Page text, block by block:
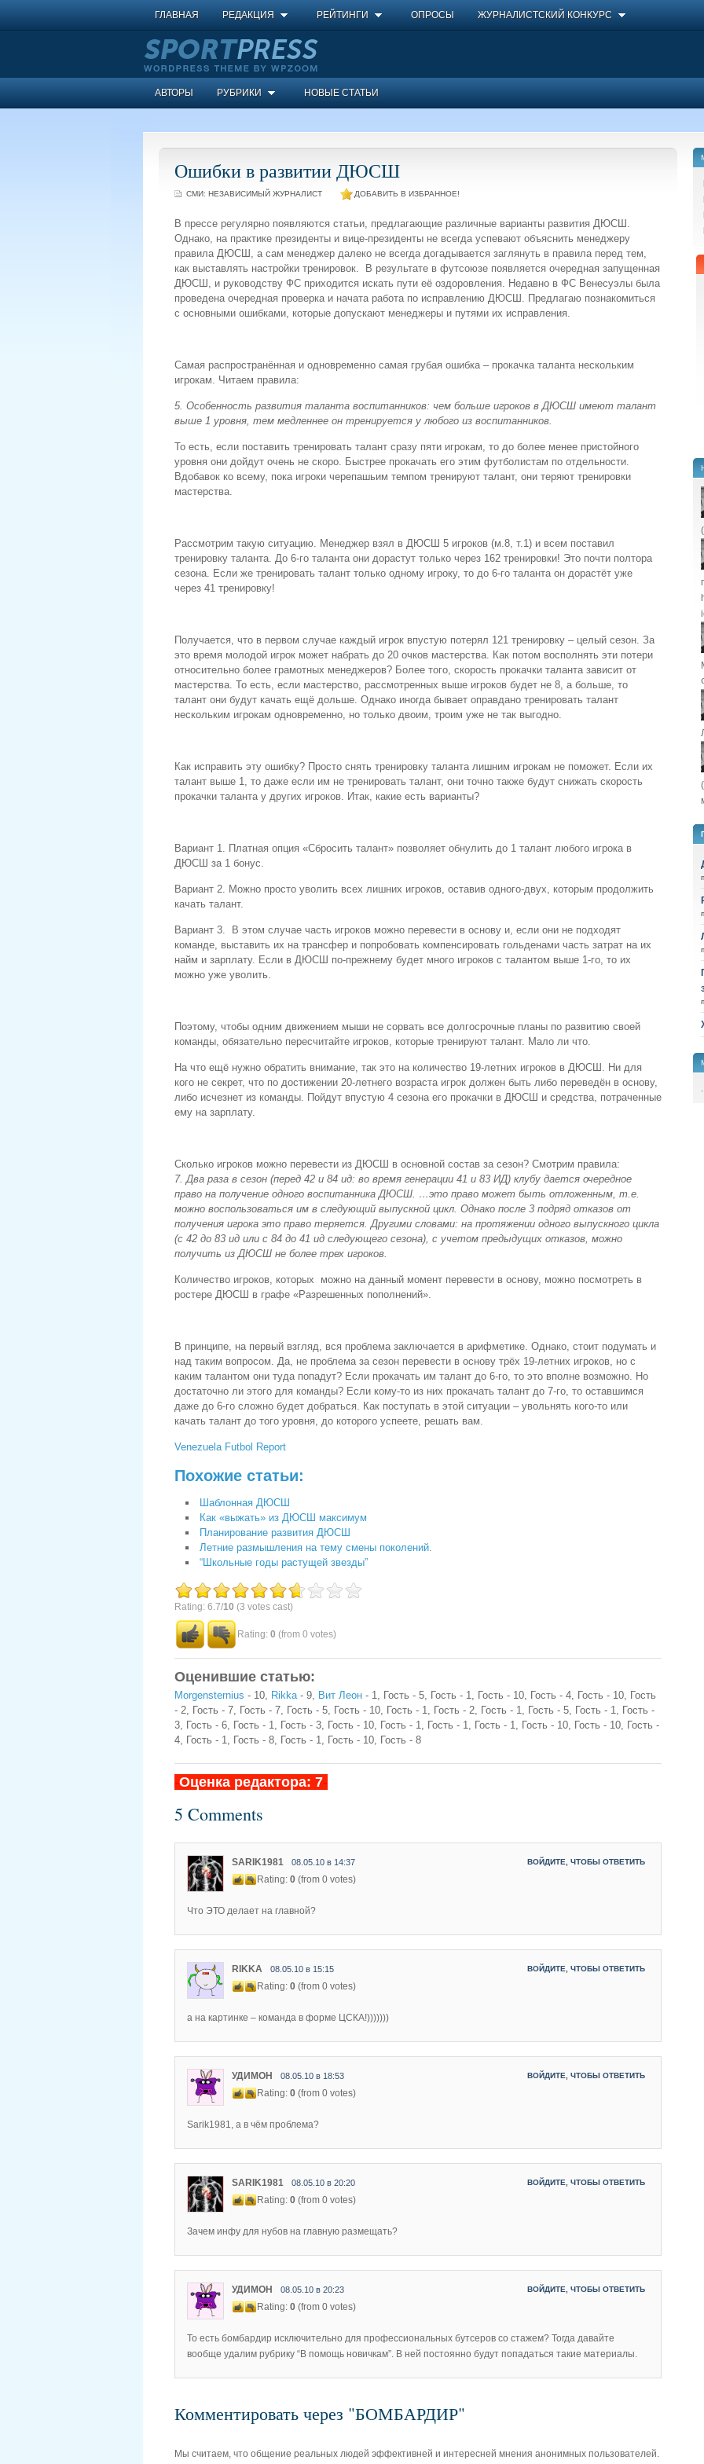
ГЛАВНАЯ РЕДАКЦИЯ РЕЙТИНГИ ОПРОСЫ ЖУРНАЛИСТСКИЙ КОНКУРС
АВТОРЫ РУБРИКИ НОВЫЕ СТАТЬИ
Ошибки в развитии ДЮСШ
СМИ: НЕЗАВИСИМЫЙ ЖУРНАЛИСТ ДОБАВИТЬ В ИЗБРАННОЕ!
В прессе регулярно появляются статьи, предлагающие различные варианты развития ДЮСШ.
Однако, на практике президенты и вице-президенты не всегда успевают объяснить менеджеру
правила ДЮСШ, а сам менеджер далеко не всегда догадывается заглянуть в правила перед тем,
как выставлять настройки тренировок. В результате в футсоюзе появляется очередная запущенная
ДЮСШ, и руководству ФС приходится искать пути её оздоровления. Недавно в ФС Венесуэлы была
проведена очередная проверка и начата работа по исправлению ДЮСШ. Предлагаю познакомиться
с основными ошибками, которые допускают менеджеры и путями их исправления.
Самая распространённая и одновременно самая грубая ошибка – прокачка таланта нескольким
игрокам. Читаем правила:
5. Особенность развития таланта воспитанников: чем больше игроков в ДЮСШ имеют талант
выше 1 уровня, тем медленнее он тренируется у любого из воспитанников.
То есть, если поставить тренировать талант сразу пяти игрокам, то до более менее пристойного
уровня они дойдут очень не скоро. Быстрее прокачать его этим футболистам по отдельности.
Вдобавок ко всему, пока игроки черепашьим темпом тренируют талант, они теряют тренировки
мастерства.
Рассмотрим такую ситуацию. Менеджер взял в ДЮСШ 5 игроков (м.8, т.1) и всем поставил
тренировку таланта. До 6-го таланта они дорастут только через 162 тренировки! Это почти полтора
сезона. Если же тренировать талант только одному игроку, то до 6-го таланта он дорастёт уже
через 41 тренировку!
Получается, что в первом случае каждый игрок впустую потерял 121 тренировку – целый сезон. За
это время молодой игрок может набрать до 20 очков мастерства. Как потом восполнять эти потери
относительно более грамотных менеджеров? Более того, скорость прокачки таланта зависит от
мастерства. То есть, если мастерство, рассмотренных выше игроков будет не 8, а больше, то
талант они будут качать ещё дольше. Однако иногда бывает оправдано тренировать талант
нескольким игрокам одновременно, но только двоим, троим уже не так выгодно.
Как исправить эту ошибку? Просто снять тренировку таланта лишним игрокам не поможет. Если их
талант выше 1, то даже если им не тренировать талант, они точно также будут снижать скорость
прокачки таланта у других игроков. Итак, какие есть варианты?
Вариант 1. Платная опция «Сбросить талант» позволяет обнулить до 1 талант любого игрока в
ДЮСШ за 1 бонус.
Вариант 2. Можно просто уволить всех лишних игроков, оставив одного-двух, которым продолжить
качать талант.
Вариант 3. В этом случае часть игроков можно перевести в основу и, если они не подходят
команде, выставить их на трансфер и попробовать компенсировать гольденами часть затрат на их
найм и зарплату. Если в ДЮСШ по-прежнему будет много игроков с талантом выше 1-го, то их
можно уже уволить.
Поэтому, чтобы одним движением мыши не сорвать все долгосрочные планы по развитию своей
команды, обязательно пересчитайте игроков, которые тренируют талант. Мало ли что.
На что ещё нужно обратить внимание, так это на количество 19-летних игроков в ДЮСШ. Ни для
кого не секрет, что по достижении 20-летнего возраста игрок должен быть либо переведён в основу,
либо исчезнет из команды. Пойдут впустую 4 сезона его прокачки в ДЮСШ и средства, потраченные
ему на зарплату.
Сколько игроков можно перевести из ДЮСШ в основной состав за сезон? Смотрим правила:
7. Два раза в сезон (перед 42 и 84 ид: во время генерации 41 и 83 ИД) клубу дается очередное
право на получение одного воспитанника ДЮСШ. …это право может быть отложенным, т.е.
можно воспользоваться им в следующий выпускной цикл. Однако после 3 подряд отказов от
получения игрока это право теряется. Другими словами: на протяжении одного выпускного цикла
(с 42 до 83 ид или с 84 до 41 ид следующего сезона), с учетом предыдущих отказов, можно
получить из ДЮСШ не более трех игроков.
Количество игроков, которых можно на данный момент перевести в основу, можно посмотреть в
ростере ДЮСШ в графе «Разрешенных пополнений».
В принципе, на первый взгляд, вся проблема заключается в арифметике. Однако, стоит подумать и
над таким вопросом. Да, не проблема за сезон перевести в основу трёх 19-летних игроков, но с
каким талантом они туда попадут? Если прокачать им талант до 6-го, то это вполне возможно. Но
достаточно ли этого для команды? Если кому-то из них прокачать талант до 7-го, то оставшимся
даже до 6-го сложно будет добраться. Как поступать в этой ситуации – увольнять кого-то или
качать талант до того уровня, до которого успеете, решать вам.
Venezuela Futbol Report
Похожие статьи:
Шаблонная ДЮСШ
Как «выжать» из ДЮСШ максимум
Планирование развития ДЮСШ
Летние размышления на тему смены поколений.
“Школьные годы растущей звезды”
Rating: 6.7/10 (3 votes cast)
Rating: 0 (from 0 votes)
Оценившие статью:
Morgensternius - 10, Rikka- 9, Вит Леон - 1, Гость - 5, Гость - 1, Гость - 10, Гость - 4, Гость - 10, Гость
- 2, Гость - 7, Гость - 7, Гость - 5, Гость - 10, Гость - 1, Гость - 2, Гость - 1, Гость - 5, Гость - 1, Гость -
3, Гость - 6, Гость - 1, Гость - 3, Гость - 10, Гость - 1, Гость - 1, Гость - 1, Гость - 10, Гость - 10, Гость -
4, Гость - 1, Гость - 8, Гость - 1, Гость - 10, Гость - 8
-Оценка редактора: 7-
5 Comments
SARIK1981 08.05.10 в 14:37
Rating: 0 (from 0 votes)
Что ЭТО делает на главной?
ВОЙДИТЕ, ЧТОБЫ ОТВЕТИТЬ
RIKKA 08.05.10 в 15:15
Rating: 0 (from 0 votes)
а на картинке – команда в форме ЦСКА!)))))))
ВОЙДИТЕ, ЧТОБЫ ОТВЕТИТЬ
УДИМОН 08.05.10 в 18:53
Rating: 0 (from 0 votes)
Sarik1981, а в чём проблема?
ВОЙДИТЕ, ЧТОБЫ ОТВЕТИТЬ
SARIK1981 08.05.10 в 20:20
Rating: 0 (from 0 votes)
Зачем инфу для нубов на главную размещать?
ВОЙДИТЕ, ЧТОБЫ ОТВЕТИТЬ
УДИМОН 08.05.10 в 20:23
Rating: 0 (from 0 votes)
То есть бомбардир исключительно для профессиональных бутсеров со стажем? Тогда давайте
вообще удалим рубрику “В помощь новичкам”. В ней постоянно будут попадаться такие материалы.
ВОЙДИТЕ, ЧТОБЫ ОТВЕТИТЬ
Комментировать через "БОМБАРДИР"
Мы считаем, что общение реальных людей эффективней и интересней мнения анонимных пользователей.
.